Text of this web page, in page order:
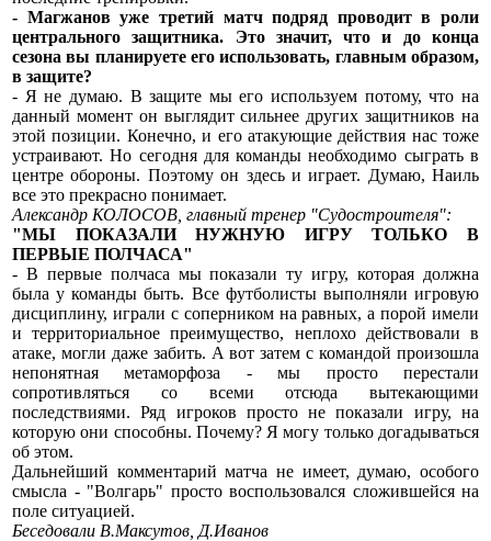
- Магжанов уже третий матч подряд проводит в роли
центрального защитника. Это значит, что и до конца
сезона вы планируете его использовать, главным образом,
в защите?
- Я не думаю. В защите мы его используем потому, что на
данный момент он выглядит сильнее других защитников на
этой позиции. Конечно, и его атакующие действия нас тоже
устраивают. Но сегодня для команды необходимо сыграть в
центре обороны. Поэтому он здесь и играет. Думаю, Наиль
все это прекрасно понимает.
Александр КОЛОСОВ, главный тренер "Судостроителя":
"МЫ ПОКАЗАЛИ НУЖНУЮ ИГРУ ТОЛЬКО В
ПЕРВЫЕ ПОЛЧАСА"
- В первые полчаса мы показали ту игру, которая должна
была у команды быть. Все футболисты выполняли игровую
дисциплину, играли с соперником на равных, а порой имели
и территориальное преимущество, неплохо действовали в
атаке, могли даже забить. А вот затем с командой произошла
непонятная метаморфоза - мы просто перестали
сопротивляться со всеми отсюда вытекающими
последствиями. Ряд игроков просто не показали игру, на
которую они способны. Почему? Я могу только догадываться
об этом.
Дальнейший комментарий матча не имеет, думаю, особого
смысла - "Волгарь" просто воспользовался сложившейся на
поле ситуацией.
Беседовали В.Максутов, Д.Иванов